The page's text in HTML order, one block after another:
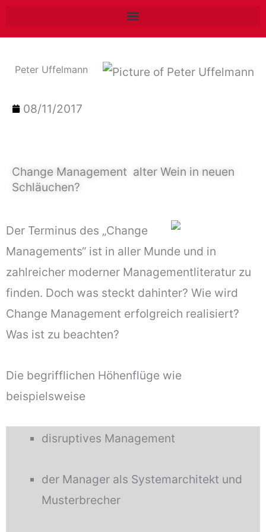
Peter Uffelmann
08/11/2017
Change Management  alter Wein in neuen
Schläuchen?
Der Terminus des „Change
Managements“ ist in aller Munde und in
zahlreicher moderner Managementliteratur zu
finden. Doch was steckt dahinter? Wie wird
Change Management erfolgreich realisiert?
Was ist zu beachten?
Die begrifflichen Höhenflüge wie
beispielsweise
disruptives Management
der Manager als Systemarchitekt und
Musterbrecher